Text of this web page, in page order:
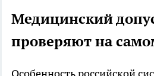
Медицинский
проверяют на
Особенность российской